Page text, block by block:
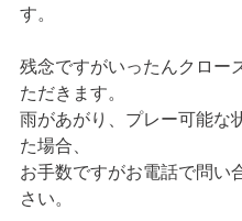
す。
残念ですがいったんクロー
ただきます。
雨があがり、プレー可能な
た場合、
お手数ですがお電話で問い
さい。